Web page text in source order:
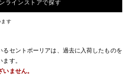
ラインストアで探す
ます
セントポーリアは、過去に入荷したものを
す。
ません。